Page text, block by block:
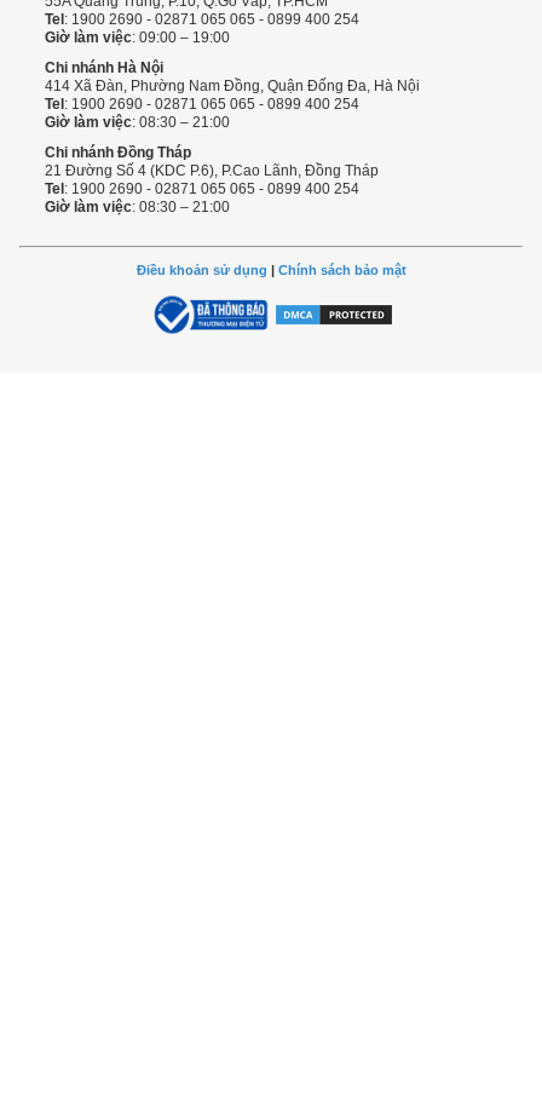
Tel: 1900 2690 - 02871 065 065 - 0899 400 254
Giờ làm việc: 09:00 – 19:00
Chi nhánh Hà Nội
414 Xã Đàn, Phường Nam Đồng, Quận Đống Đa, Hà Nội
Tel: 1900 2690 - 02871 065 065 - 0899 400 254
Giờ làm việc: 08:30 – 21:00
Chi nhánh Đồng Tháp
21 Đường Số 4 (KDC P.6), P.Cao Lãnh, Đồng Tháp
Tel: 1900 2690 - 02871 065 065 - 0899 400 254
Giờ làm việc: 08:30 – 21:00
Điều khoản sử dụng Chính sách bảo mật